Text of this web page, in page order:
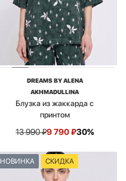
DREAMS BY ALENA
AKHMADULLINA
Блузка из жаккарда с
принтом
13 990₽9 790₽30%
НОВИНКА СКИДКА